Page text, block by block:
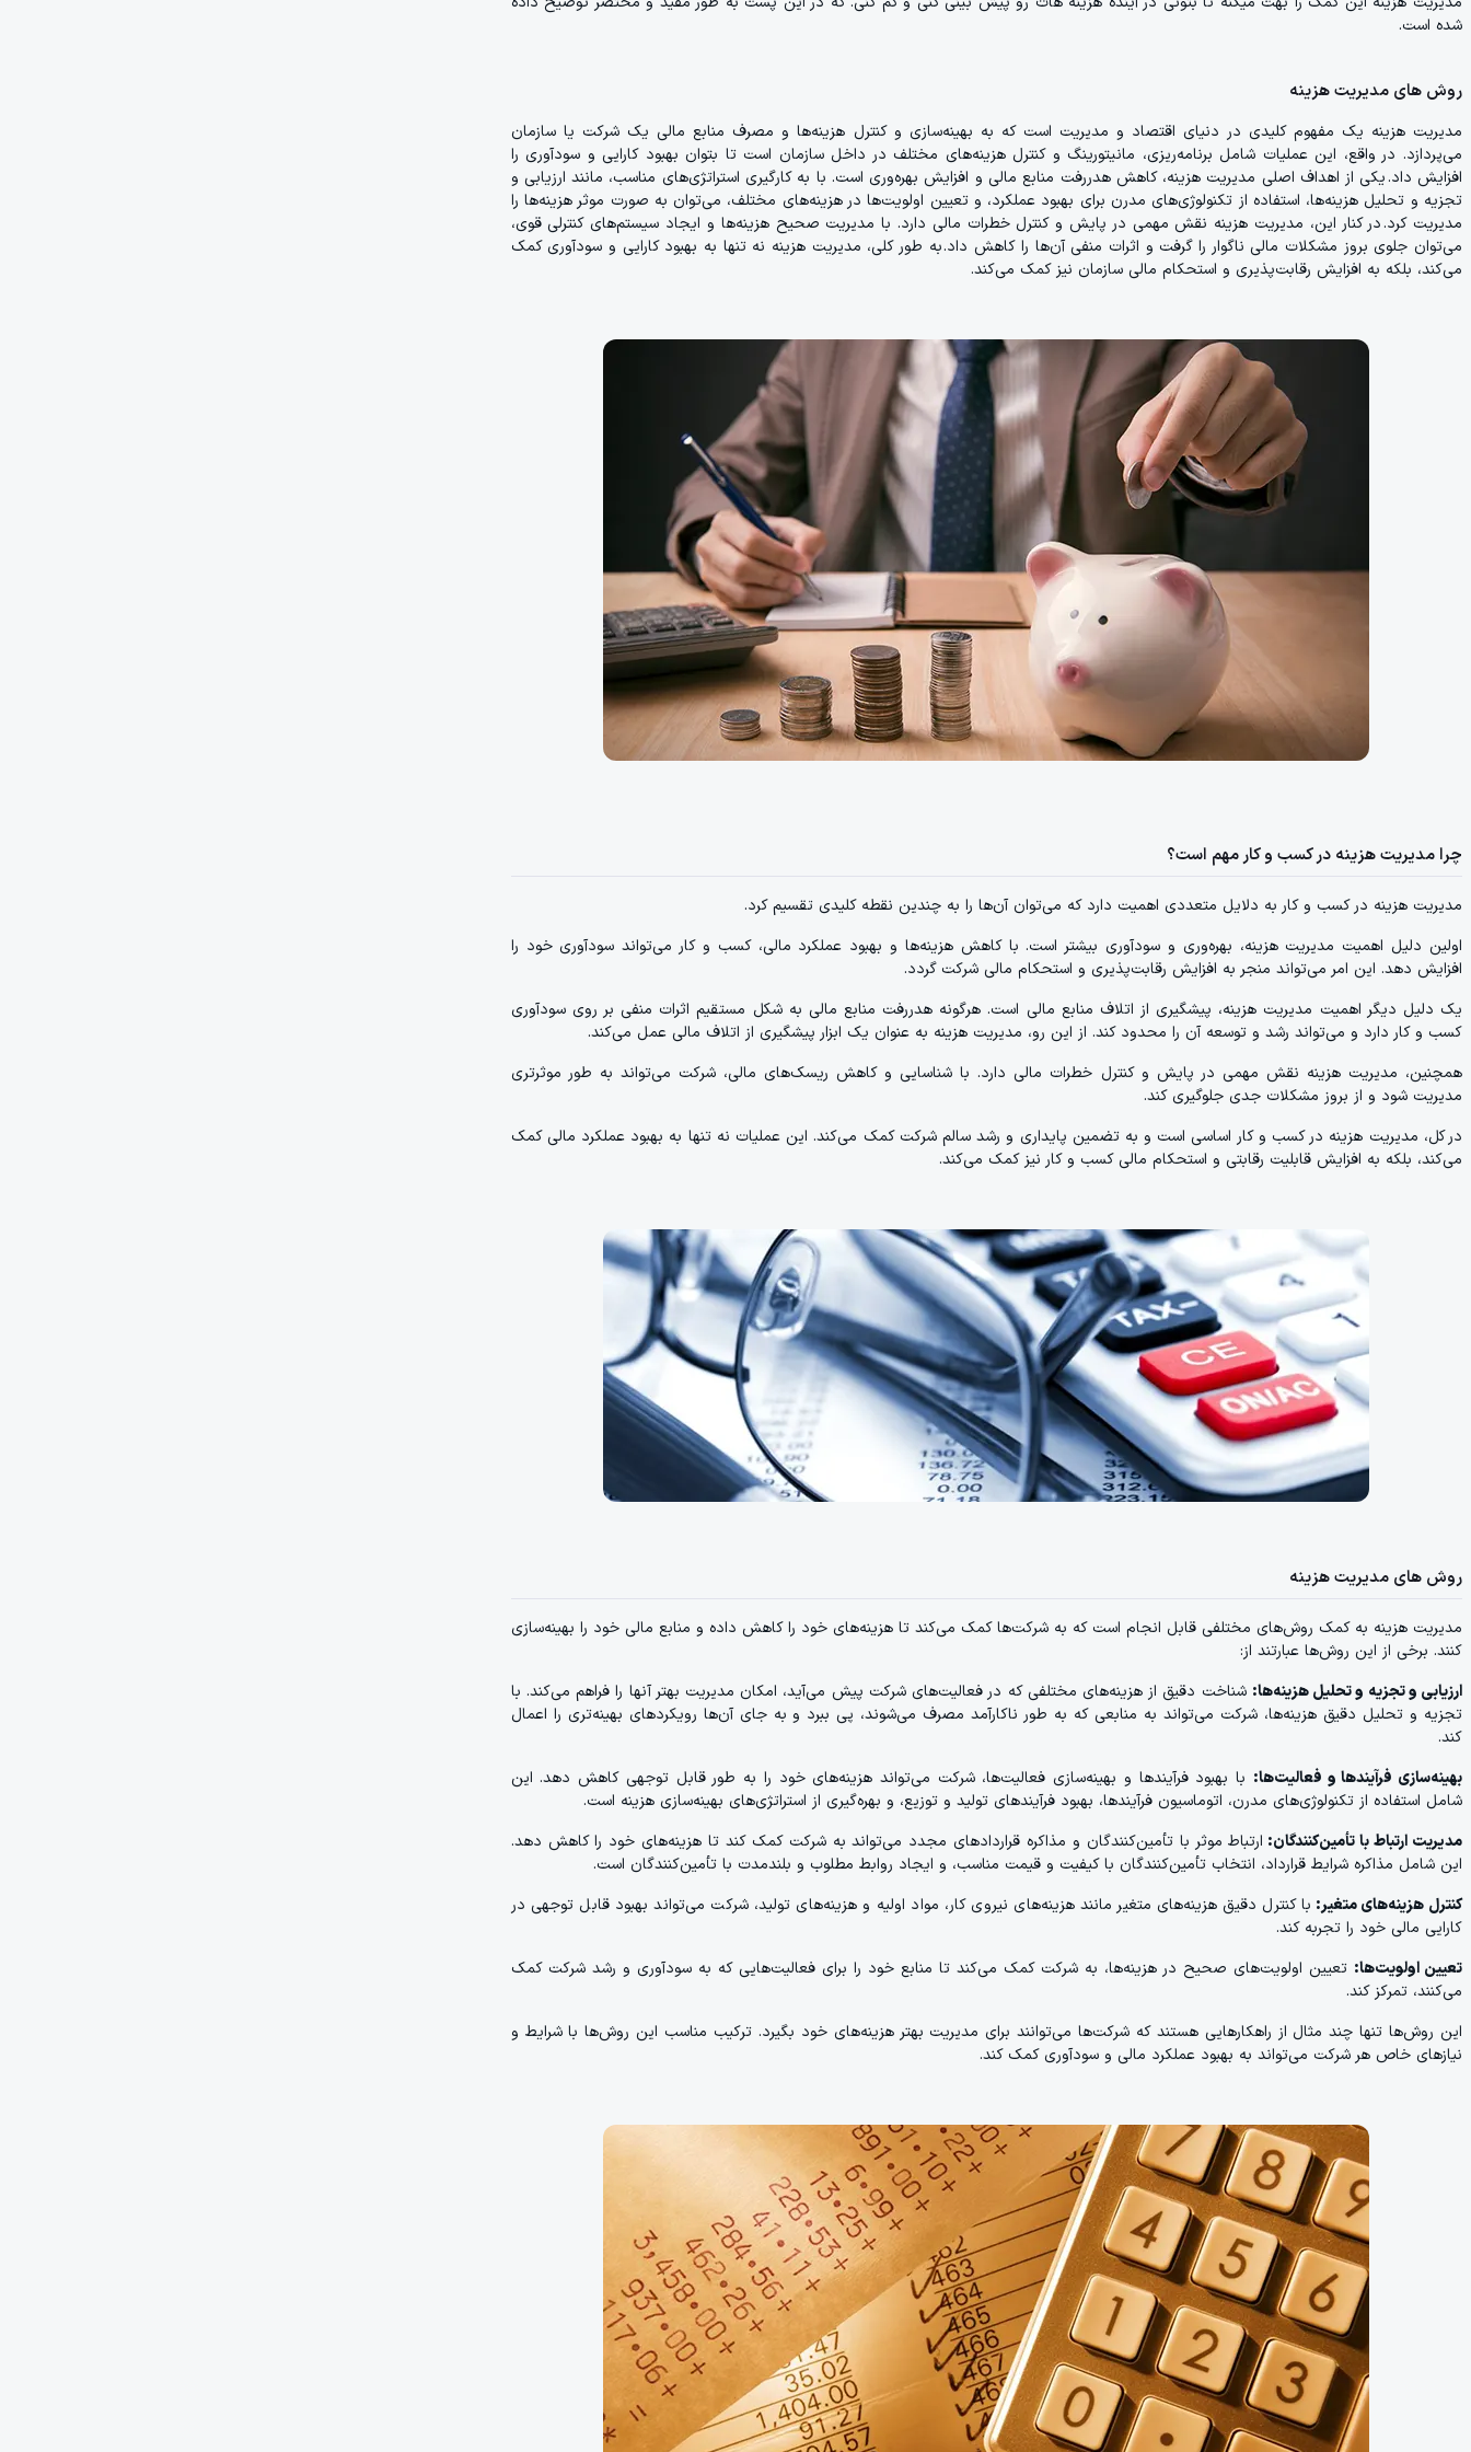
شده است.
روش های مدیریت هزینه
مدیریت هزینه یک مفهوم کلیدی در دنیای اقتصاد و مدیریت است که به بهینه‌سازی و کنترل هزینه‌ها و مصرف منابع مالی یک شرکت یا سازمان
می‌پردازد. در واقع، این عملیات شامل برنامه‌ریزی، مانیتورینگ و کنترل هزینه‌های مختلف در داخل سازمان است تا بتوان بهبود کارایی و سودآوری را
افزایش داد. یکی از اهداف اصلی مدیریت هزینه، کاهش هدررفت منابع مالی و افزایش بهره‌وری است. با به کارگیری استراتژی‌های مناسب، مانند ارزیابی و
تجزیه و تحلیل هزینه‌ها، استفاده از تکنولوژی‌های مدرن برای بهبود عملکرد، و تعیین اولویت‌ها در هزینه‌های مختلف، می‌توان به صورت موثر هزینه‌ها را
مدیریت کرد. در کنار این، مدیریت هزینه نقش مهمی در پایش و کنترل خطرات مالی دارد. با مدیریت صحیح هزینه‌ها و ایجاد سیستم‌های کنترلی قوی،
می‌توان جلوی بروز مشکلات مالی ناگوار را گرفت و اثرات منفی آن‌ها را کاهش داد. به طور کلی، مدیریت هزینه نه تنها به بهبود کارایی و سودآوری کمک
می‌کند، بلکه به افزایش رقابت‌پذیری و استحکام مالی سازمان نیز کمک می‌کند.
چرا مدیریت هزینه در کسب و کار مهم است؟
مدیریت هزینه در کسب و کار به دلایل متعددی اهمیت دارد که می‌توان آن‌ها را به چندین نقطه کلیدی تقسیم کرد.
اولین دلیل اهمیت مدیریت هزینه، بهره‌وری و سودآوری بیشتر است. با کاهش هزینه‌ها و بهبود عملکرد مالی، کسب و کار می‌تواند سودآوری خود را
افزایش دهد. این امر می‌تواند منجر به افزایش رقابت‌پذیری و استحکام مالی شرکت گردد.
یک دلیل دیگر اهمیت مدیریت هزینه، پیشگیری از اتلاف منابع مالی است. هرگونه هدررفت منابع مالی به شکل مستقیم اثرات منفی بر روی سودآوری
کسب و کار دارد و می‌تواند رشد و توسعه آن را محدود کند. از این رو، مدیریت هزینه به عنوان یک ابزار پیشگیری از اتلاف مالی عمل می‌کند.
همچنین، مدیریت هزینه نقش مهمی در پایش و کنترل خطرات مالی دارد. با شناسایی و کاهش ریسک‌های مالی، شرکت می‌تواند به طور موثرتری
مدیریت شود و از بروز مشکلات جدی جلوگیری کند.
در کل، مدیریت هزینه در کسب و کار اساسی است و به تضمین پایداری و رشد سالم شرکت کمک می‌کند. این عملیات نه تنها به بهبود عملکرد مالی کمک
می‌کند، بلکه به افزایش قابلیت رقابتی و استحکام مالی کسب و کار نیز کمک می‌کند.
روش های مدیریت هزینه
مدیریت هزینه به کمک روش‌های مختلفی قابل انجام است که به شرکت‌ها کمک می‌کند تا هزینه‌های خود را کاهش داده و منابع مالی خود را بهینه‌سازی
کنند. برخی از این روش‌ها عبارتند از:
ارزیابی و تجزیه و تحلیل هزینه‌ها: شناخت دقیق از هزینه‌های مختلفی که در فعالیت‌های شرکت پیش می‌آید، امکان مدیریت بهتر آنها را فراهم می‌کند. با
تجزیه و تحلیل دقیق هزینه‌ها، شرکت می‌تواند به منابعی که به طور ناکارآمد مصرف می‌شوند، پی ببرد و به جای آن‌ها رویکردهای بهینه‌تری را اعمال
کند.
بهینه‌سازی فرآیندها و فعالیت‌ها: با بهبود فرآیندها و بهینه‌سازی فعالیت‌ها، شرکت می‌تواند هزینه‌های خود را به طور قابل توجهی کاهش دهد. این
شامل استفاده از تکنولوژی‌های مدرن، اتوماسیون فرآیندها، بهبود فرآیندهای تولید و توزیع، و بهره‌گیری از استراتژی‌های بهینه‌سازی هزینه است.
مدیریت ارتباط با تأمین‌کنندگان: ارتباط موثر با تأمین‌کنندگان و مذاکره قراردادهای مجدد می‌تواند به شرکت کمک کند تا هزینه‌های خود را کاهش دهد.
این شامل مذاکره شرایط قرارداد، انتخاب تأمین‌کنندگان با کیفیت و قیمت مناسب، و ایجاد روابط مطلوب و بلندمدت با تأمین‌کنندگان است.
کنترل هزینه‌های متغیر: با کنترل دقیق هزینه‌های متغیر مانند هزینه‌های نیروی کار، مواد اولیه و هزینه‌های تولید، شرکت می‌تواند بهبود قابل توجهی در
کارایی مالی خود را تجربه کند.
تعیین اولویت‌ها: تعیین اولویت‌های صحیح در هزینه‌ها، به شرکت کمک می‌کند تا منابع خود را برای فعالیت‌هایی که به سودآوری و رشد شرکت کمک
می‌کنند، تمرکز کند.
این روش‌ها تنها چند مثال از راهکارهایی هستند که شرکت‌ها می‌توانند برای مدیریت بهتر هزینه‌های خود بگیرد. ترکیب مناسب این روش‌ها با شرایط و
نیازهای خاص هر شرکت می‌تواند به بهبود عملکرد مالی و سودآوری کمک کند.